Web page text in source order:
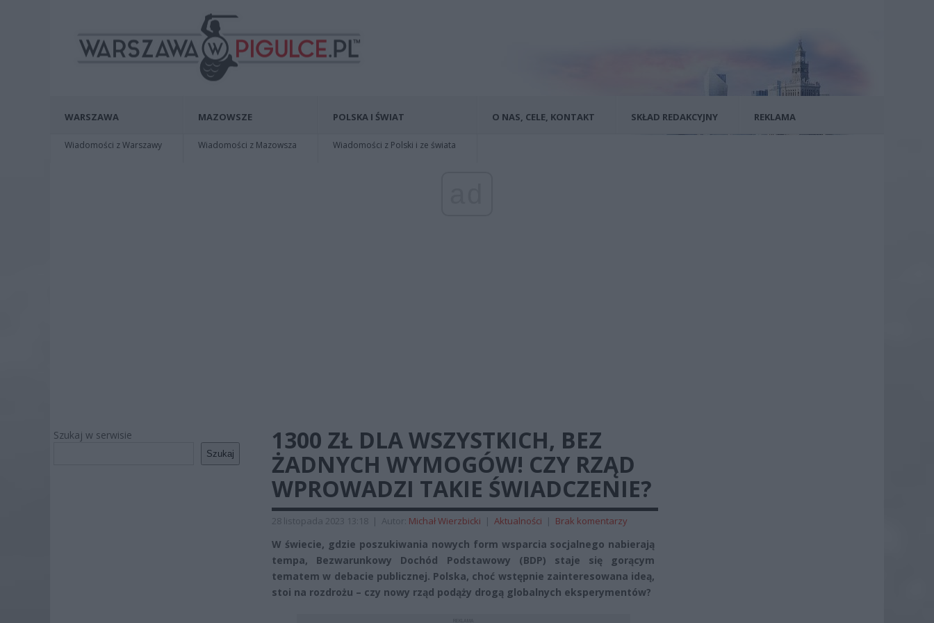
WARSZAWA
Wiadomości z Warszawy
MAZOWSZE
Wiadomości z Mazowsza
POLSKA I ŚWIAT
Wiadomości z Polski i ze świata
O NAS, CELE, KONTAKT SKŁAD REDAKCYJNY REKLAMA
Szukaj w serwisie
Szukaj
1300 ZŁ DLA WSZYSTKICH, BEZ
ŻADNYCH WYMOGÓW! CZY RZĄD
WPROWADZI TAKIE ŚWIADCZENIE?
28 listopada 2023 13:18 | Autor: Michał Wierzbicki | Aktualności | Brak komentarzy
W świecie, gdzie poszukiwania nowych form wsparcia socjalnego nabierają
tempa, Bezwarunkowy Dochód Podstawowy (BDP) staje się gorącym
tematem w debacie publicznej. Polska, choć wstępnie zainteresowana ideą,
stoi na rozdrożu – czy nowy rząd podąży drogą globalnych eksperymentów?